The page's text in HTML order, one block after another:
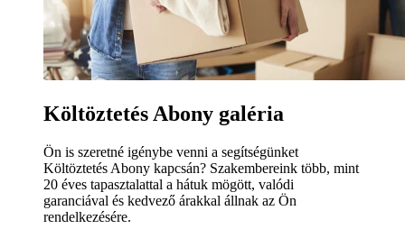
Költöztetés Abony galéria
Ön is szeretné igénybe venni a segítségünket
Költöztetés Abony kapcsán? Szakembereink több, mint
20 éves tapasztalattal a hátuk mögött, valódi
garanciával és kedvező árakkal állnak az Ön
rendelkezésére.